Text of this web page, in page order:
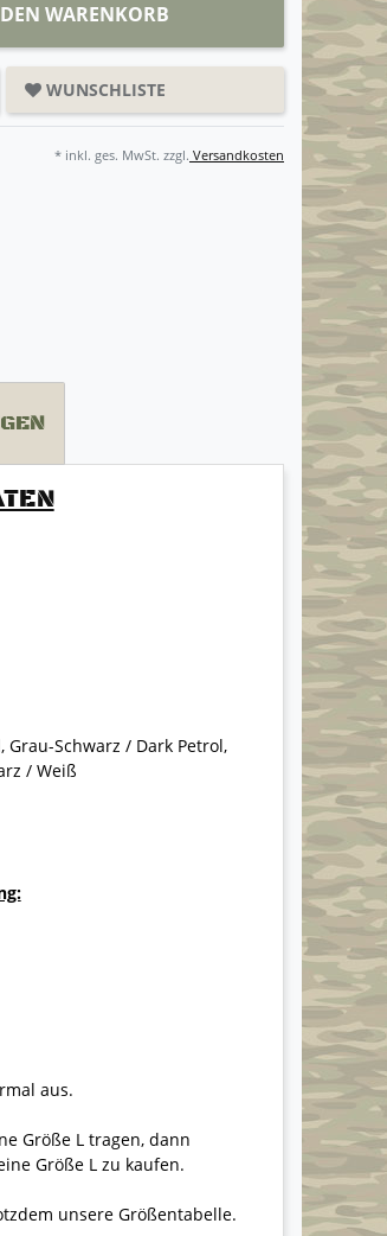
WARENKORB
WUNSCHLISTE
* inkl. ges. MwSt. zzgl. Versandkosten
Grau-Schwarz / Dark Petrol,
/ Weiß
aus.
Größe L tragen, dann
Größe L zu kaufen.
unsere Größentabelle.